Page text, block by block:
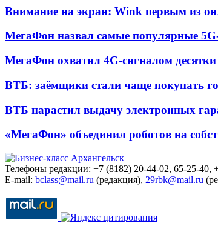
Внимание на экран: Wink первым из
МегаФон назвал самые популярные
МегаФон охватил 4G-сигналом
ВТБ: заёмщики стали чаще покупать
ВТБ нарастил выдачу электронных
«МегаФон» объединил роботов на
Телефоны редакции: +7 (8182) 20-44-02, 65-25-40,
E-mail: bclass@mail.ru (редакция), 29rbk@mail.ru